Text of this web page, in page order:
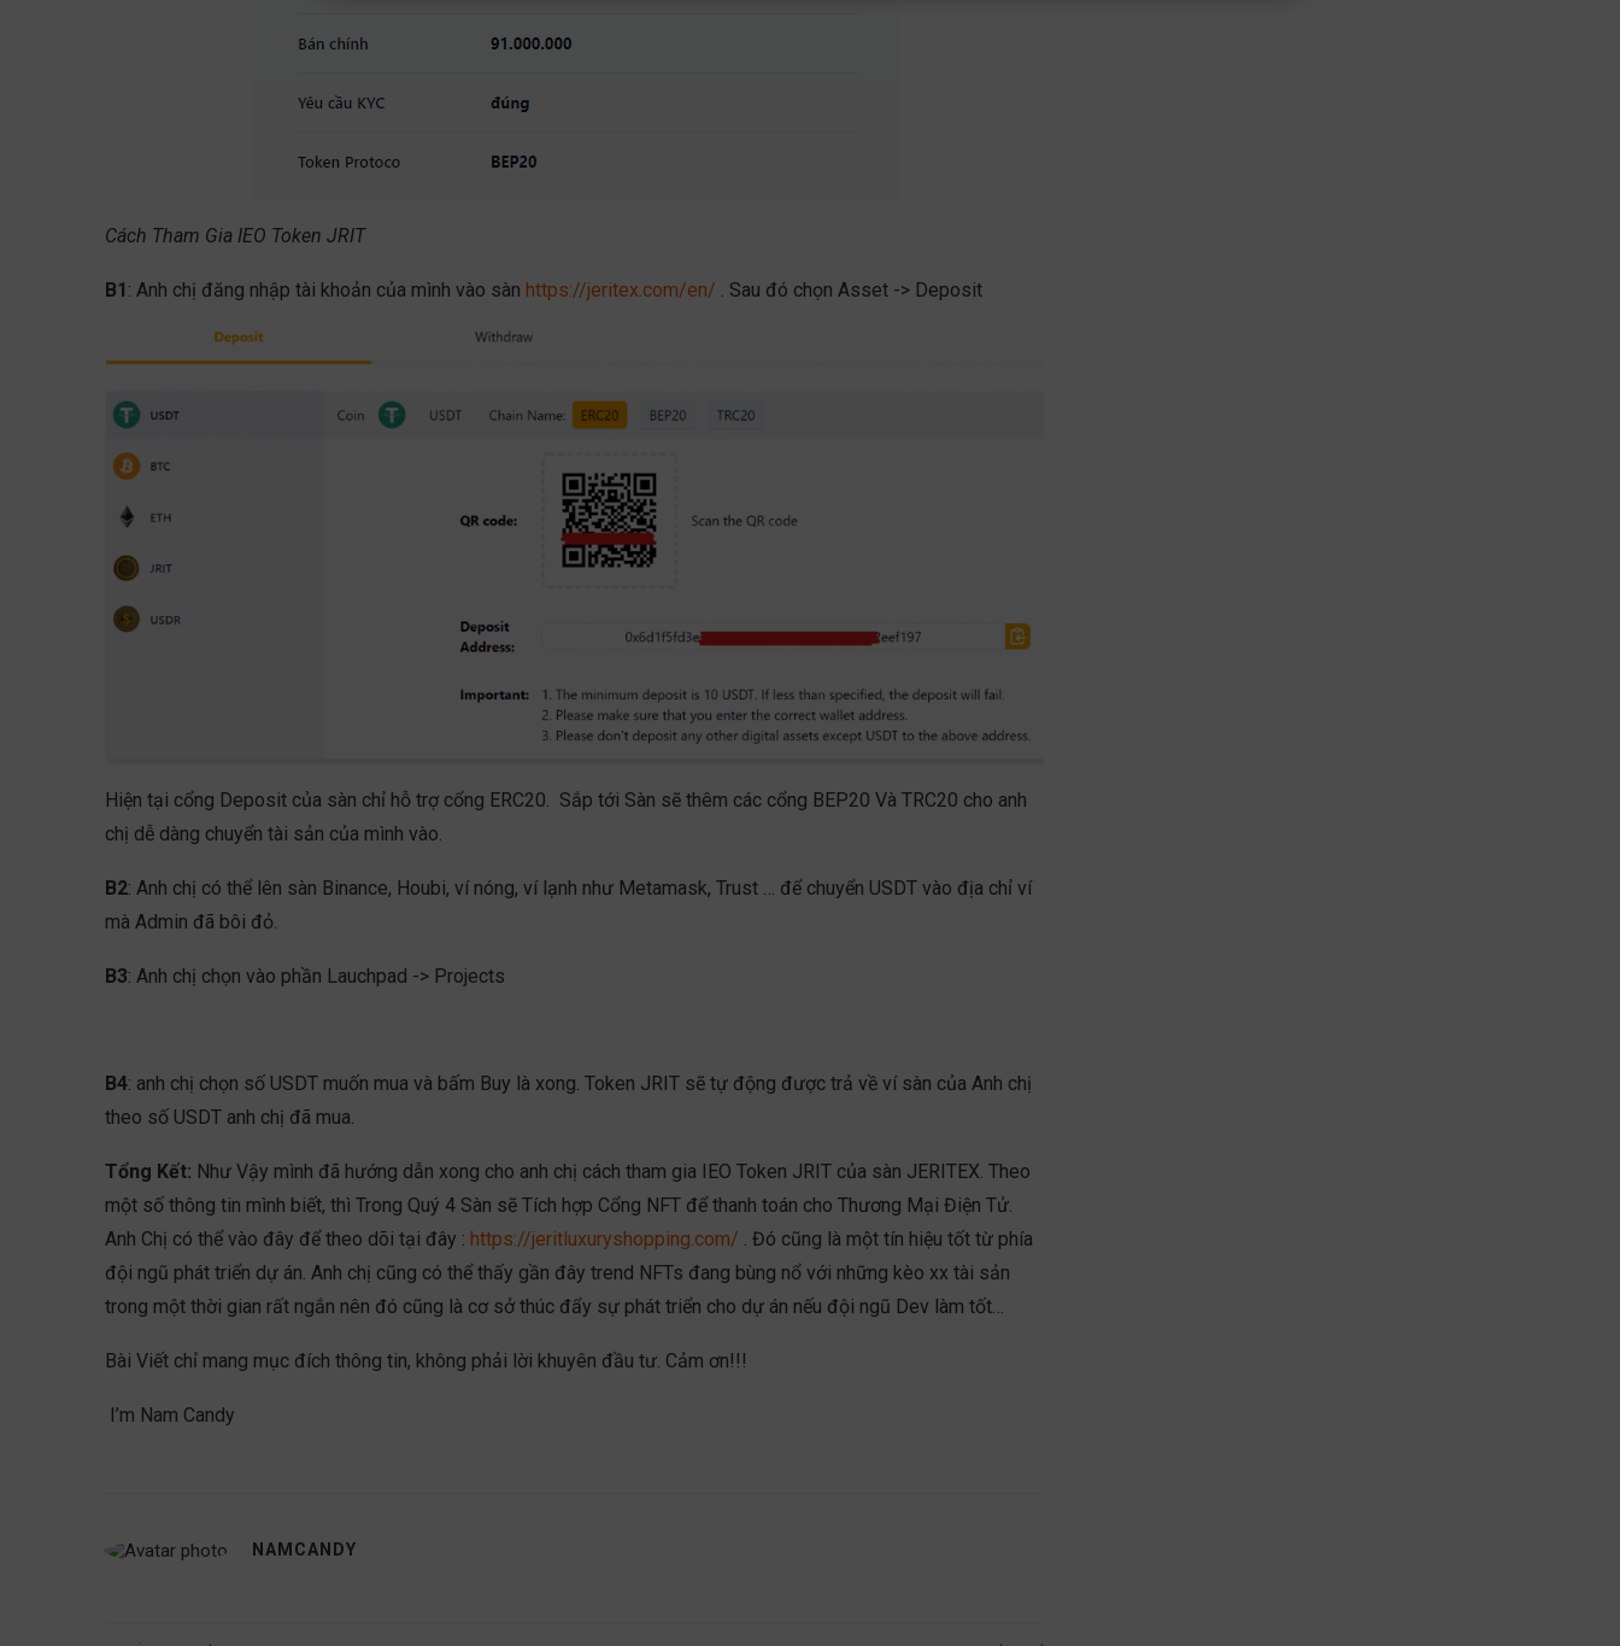
Cách Tham Gia IEO Token JRIT
B1 : Anh chị đăng nhập tài khoản của mình vào sàn https://jeritex.com/en/ . Sau đó chọn Asset -> Deposit
Hiện tại cổng Deposit của sàn chỉ hỗ trợ cổng ERC20. Sắp tới Sàn sẽ thêm các cổng BEP20 Và TRC20 cho anh
chị dễ dàng chuyển tài sản của mình vào.
B2: Anh chị có thể lên sàn Binance, Houbi, ví nóng, ví lạnh như Metamask, Trust … để chuyển USDT vào địa chỉ ví
mà Admin đã bôi đỏ.
B3: Anh chị chọn vào phần Lauchpad -> Projects
B4: anh chị chọn số USDT muốn mua và bấm Buy là xong. Token JRIT sẽ tự động được trả về ví sàn của Anh chị
theo số USDT anh chị đã mua.
Tổng Kết: Như Vậy mình đã hướng dẫn xong cho anh chị cách tham gia IEO Token JRIT của sàn JERITEX. Theo
một số thông tin mình biết, thì Trong Quý 4 Sàn sẽ Tích hợp Cổng NFT để thanh toán cho Thương Mại Điện Tử.
Anh Chị có thể vào đây để theo dõi tại đây : https://jeritluxuryshopping.com/ . Đó cũng là một tín hiệu tốt từ phía
đội ngũ phát triển dự án. Anh chị cũng có thể thấy gần đây trend NFTs đang bùng nổ với những kèo xx tài sản
trong một thời gian rất ngắn nên đó cũng là cơ sở thúc đẩy sự phát triển cho dự án nếu đội ngũ Dev làm tốt…
Bài Viết chỉ mang mục đích thông tin, không phải lời khuyên đầu tư. Cảm ơn!!!
I’m Nam Candy
NAMCANDY